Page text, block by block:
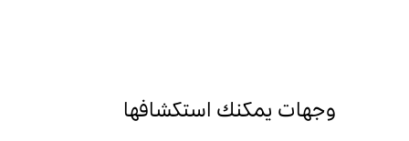
وجهات يمكنك استكشافها